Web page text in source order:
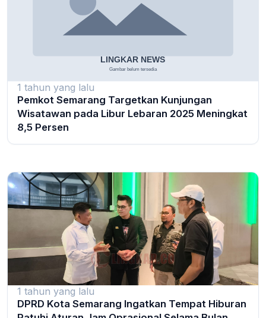
1 tahun yang lalu
Pemkot Semarang Targetkan Kunjungan
Wisatawan pada Libur Lebaran 2025 Meningkat
8,5 Persen
1 tahun yang lalu
DPRD Kota Semarang Ingatkan Tempat Hiburan